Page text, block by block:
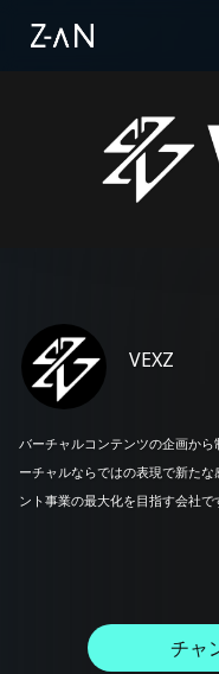
VEXZ
バーチャルコンテンツの企画か
ーチャルならではの表現で新た
ント事業の最大化を目指す会社で
チャ